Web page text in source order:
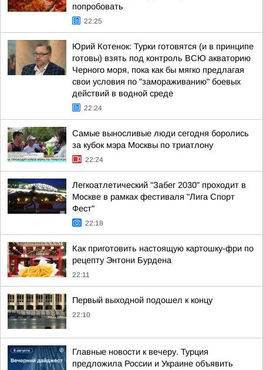
попробовать
22:25
Юрий Котенок: Турки готовятся (и в принципе
готовы) взять под контроль ВСЮ акваторию
Черного моря, пока как бы мягко предлагая
свои условия по "замораживанию" боевых
действий в водной среде
22:24
Самые выносливые люди сегодня боролись
за кубок мэра Москвы по триатлону
22:24
Легкоатлетический "Забег 2030" проходит в
Москве в рамках фестиваля "Лига Спорт
Фест"
22:18
Как приготовить настоящую картошку-фри по
рецепту Энтони Бурдена
22:11
Первый выходной подошел к концу
22:10
Главные новости к вечеру. Турция
предложила России и Украине объявить